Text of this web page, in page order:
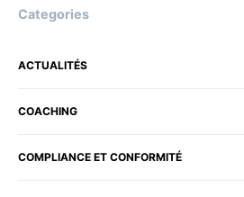
Categories
ACTUALITÉS
COACHING
COMPLIANCE ET CONFORMITÉ